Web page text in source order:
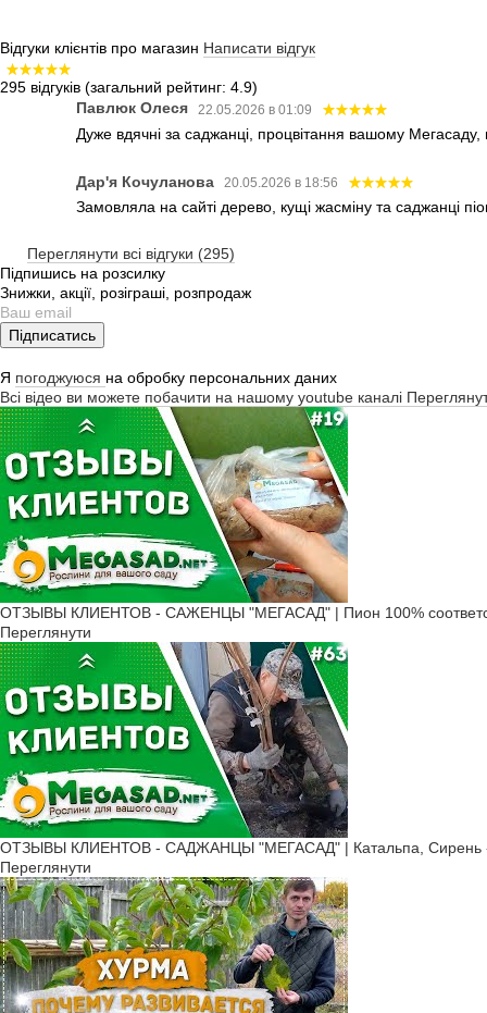
Відгуки клієнтів про магазин Написати відгук
295 відгуків (загальний рейтинг: 4.9)
Павлюк Олеся
22.05.2026 в 01:09
Дуже вдячні за саджанці, процвітання вашому
Дар'я Кочуланова 20.05.2026 в 18:56
Замовляла на сайті дерево, кущі жасміну та саджанці
Переглянути всі відгуки (295)
Підпишись на розсилку
Знижки, акції, розіграші, розпродаж
Підписатись
Я погоджуюся на обробку персональних даних
Всі відео ви можете побачити на нашому youtube каналі
ОТЗЫВЫ КЛИЕНТОВ - САЖЕНЦЫ "МЕГАСАД" | Пион 100%
Переглянути
ОТЗЫВЫ КЛИЕНТОВ - САДЖАНЦЫ "МЕГАСАД" | Катальпа, Сирень -
Переглянути